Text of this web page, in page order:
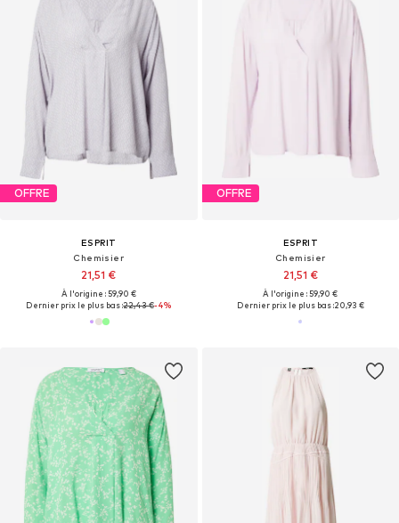
OFFRE
ESPRIT
Chemisier
21,51 €
À l'origine : 59,90 €
Dernier prix le plus bas :22,43 €-4%
OFFRE
ESPRIT
Chemisier
21,51 €
À l'origine : 59,90 €
Dernier prix le plus bas :20,93 €